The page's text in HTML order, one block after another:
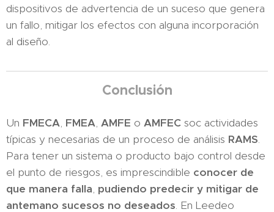
dispositivos de advertencia de un suceso que genera
un fallo, mitigar los efectos con alguna incorporación
al diseño.
Conclusión
Un FMECA, FMEA, AMFE o AMFEC soc actividades
típicas y necesarias de un proceso de análisis RAMS.
Para tener un sistema o producto bajo control desde
el punto de riesgos, es imprescindible conocer de
que manera falla, pudiendo predecir y mitigar de
antemano sucesos no deseados. En Leedeo